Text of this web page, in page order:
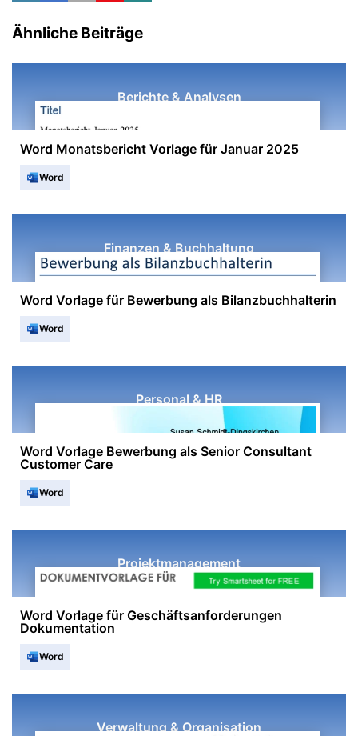
Ähnliche Beiträge
Berichte & Analysen
Word Monatsbericht Vorlage für Januar 2025
Word
Finanzen & Buchhaltung
Word Vorlage für Bewerbung als Bilanzbuchhalterin
Word
Personal & HR
Word Vorlage Bewerbung als Senior Consultant
Customer Care
Word
Projektmanagement
Word Vorlage für Geschäftsanforderungen
Dokumentation
Word
Verwaltung & Organisation